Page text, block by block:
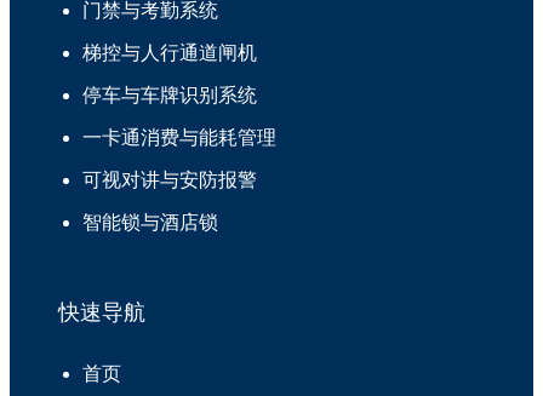
门禁与考勤系统
梯控与人行通道闸机
停车与车牌识别系统
一卡通消费与能耗管理
可视对讲与安防报警
智能锁与酒店锁
快速导航
首页